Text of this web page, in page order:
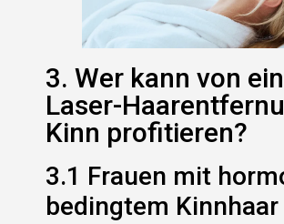
3. Wer kann von
Laser-
Kinn profitieren?
3.1 Frauen mit
bedingtem Kinnhaar